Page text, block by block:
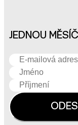
JEDNOU